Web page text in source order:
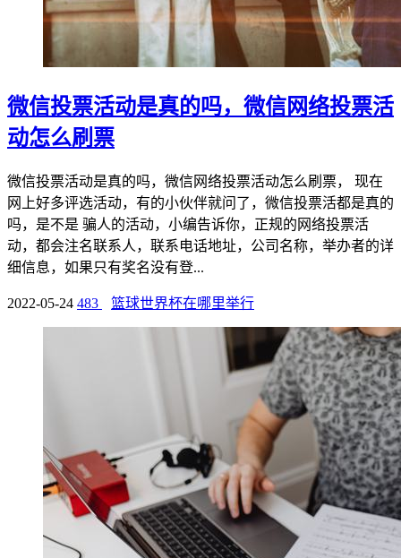
微信投票活动是真的吗，微信网络投票活
动怎么刷票
微信投票活动是真的吗，微信网络投票活动怎么刷票， 现在
网上好多评选活动，有的小伙伴就问了，微信投票活都是真的
吗，是不是 骗人的活动，小编告诉你，正规的网络投票活
动，都会注名联系人，联系电话地址，公司名称，举办者的详
细信息，如果只有奖名没有登...
2022-05-24 483 篮球世界杯在哪里举行